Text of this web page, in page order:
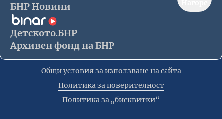
БНР Новини
Детското.БНР
Архивен фонд на БНР
Общи условия за използване на сайта
Политика за поверителност
Политика за „бисквитки“